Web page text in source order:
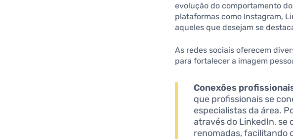
evolução do comportamento
plataformas como Instagram,
aqueles que desejam se
As redes sociais oferecem
para fortalecer a imagem
Conexões
que profissionais se
especialistas da área.
através do LinkedIn,
renomadas, facilitando